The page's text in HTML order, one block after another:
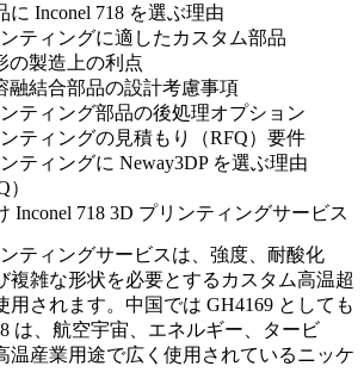
に Inconel 718 を選ぶ理由
ティングに適したカスタム部品
の製造上の利点
融結合部品の設計考慮事項
ティング部品の後処理オプション
ティングの見積もり（RFQ）要件
ティングに Neway3DP を選ぶ理由
Inconel 718 3D プリンティングサービス
ンティングサービスは、強度、耐酸化
複雑な形状を必要とするカスタム高温超
用されます。中国では GH4169 としても
は、航空宇宙、エネルギー、タービ
温産業用途で広く使用されているニッケ